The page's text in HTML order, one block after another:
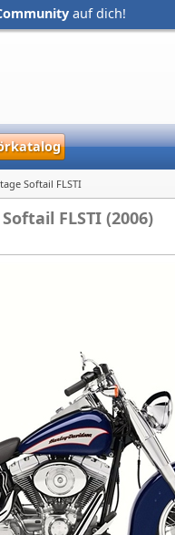
auf dich!
Softail FLSTI
FLSTI (2006)